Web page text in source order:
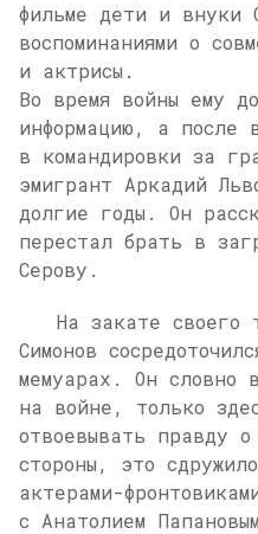
фильме дети и внуки
воспоминаниями о
и актрисы.
Во время войны ему
информацию, а после
в командировки за
эмигрант Аркадий
долгие годы. Он
перестал брать в
Серову.
На закате своего
Симонов
мемуарах. Он словно
на войне, только
отвоевывать правду
стороны, это
актерами-
с Анатолием